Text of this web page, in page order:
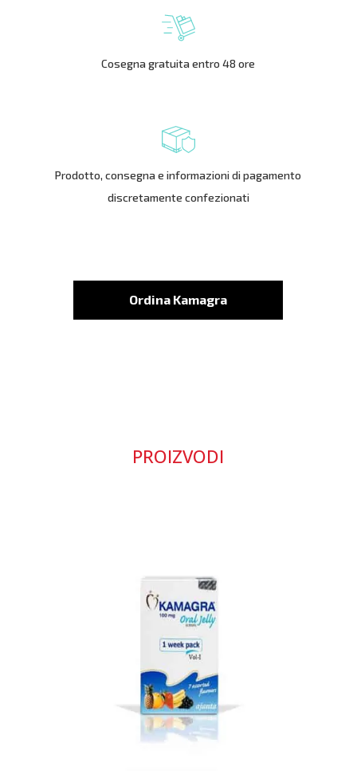
Cosegna gratuita entro 48 ore
Prodotto, consegna e informazioni di pagamento
discretamente confezionati
Ordina Kamagra
PROIZVODI